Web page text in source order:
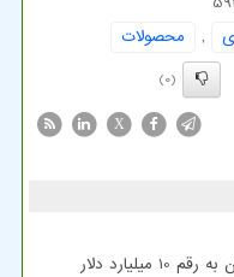
,
محصولات
(0)
X
دلار